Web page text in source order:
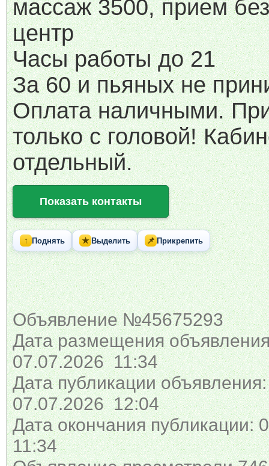
массаж 3500, прием
центр
Часы работы до 21
За 60 и пьяных не
Оплата наличными.
только с головой!
отдельный.
Показать контакты
↑ Поднять ★ Выделить 📌 Прикрепить
Объявление №45675293
Дата размещения
07.07.2026 11:34
Дата публикации объявления:
07.07.2026 12:04
Дата окончания публикации:
11:34